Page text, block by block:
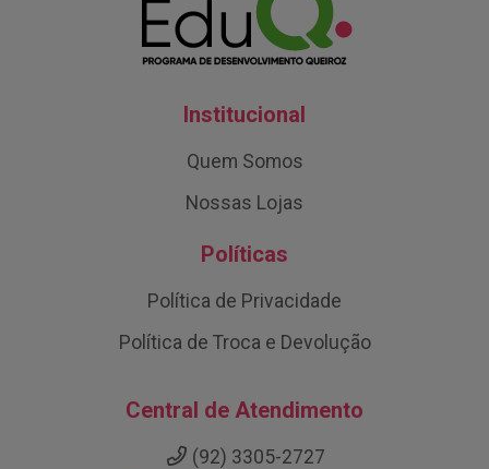
Institucional
Quem Somos
Nossas Lojas
Políticas
Política de Privacidade
Política de Troca e Devolução
Central de Atendimento
(92) 3305-2727